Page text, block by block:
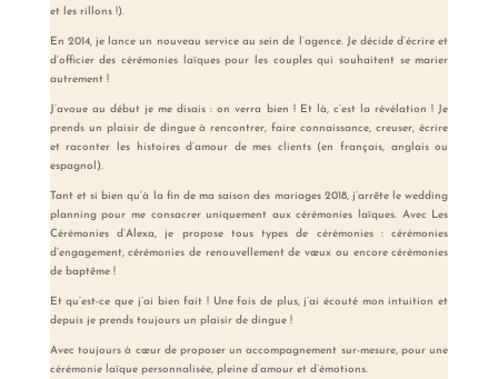
et les rillons !).
En 2014, je lance un nouveau service au sein de l’agence. Je décide d’écrire et
d’officier des cérémonies laïques pour les couples qui souhaitent se marier
autrement !
J’avoue au début je me disais : on verra bien ! Et là, c’est la révélation ! Je
prends un plaisir de dingue à rencontrer, faire connaissance, creuser, écrire
et raconter les histoires d’amour de mes clients (en français, anglais ou
espagnol).
Tant et si bien qu’à la fin de ma saison des mariages 2018, j’arrête le wedding
planning pour me consacrer uniquement aux cérémonies laïques. Avec Les
Cérémonies d’Alexa, je propose tous types de cérémonies : cérémonies
d’engagement, cérémonies de renouvellement de vœux ou encore cérémonies
de baptême !
Et qu’est-ce que j’ai bien fait ! Une fois de plus, j’ai écouté mon intuition et
depuis je prends toujours un plaisir de dingue !
Avec toujours à cœur de proposer un accompagnement sur-mesure, pour une
cérémonie laïque personnalisée, pleine d’amour et d’émotions.⠀